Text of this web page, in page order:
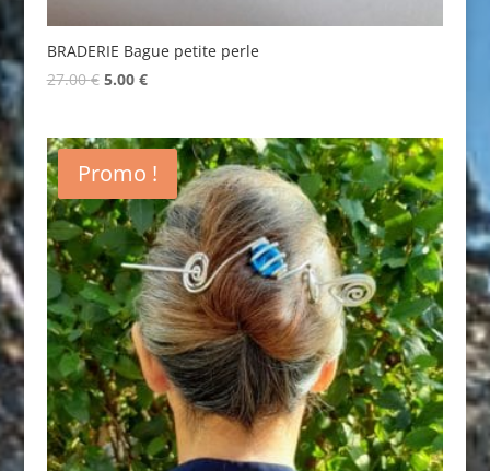
BRADERIE Bague petite perle
27.00€ Original
27.00 €.
5.00 €Current
5.00 €.
Promo !